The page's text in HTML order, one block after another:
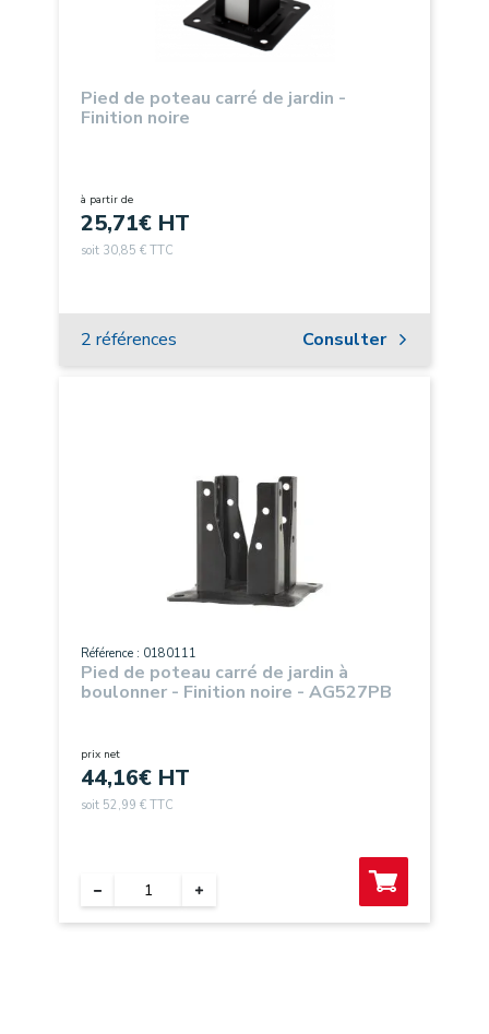
Pied de poteau carré de jardin -
Finition noire
à partir de
25,71€ HT
soit 30,85 € TTC
2 références Consulter
Référence : 0180111
Pied de poteau carré de jardin à
boulonner - Finition noire - AG527PB
prix net
44,16€ HT
soit 52,99 € TTC